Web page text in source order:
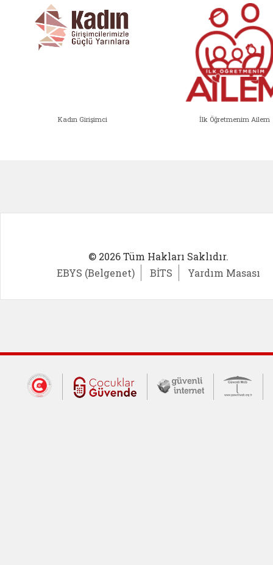
Kadın Girişimci İlk Öğretmenim Ailem
© 2026 Tüm Hakları Saklıdır.
EBYS (Belgenet)
BİTS Yardım Masası
Dış Bağlantılar
Cumhurbaşkanlığı İletişim Merkezi
Çocuklar Güvende (yeni
Güvenli